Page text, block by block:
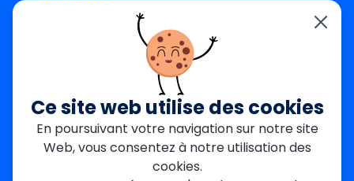
contact@metallerie-grand-paris.com
46 bis Av. du Maine, 75015 Paris
Mentions légales
Ce site web utilise des cookies
En poursuivant votre navigation sur notre site
Web, vous consentez à notre utilisation des
cookies.